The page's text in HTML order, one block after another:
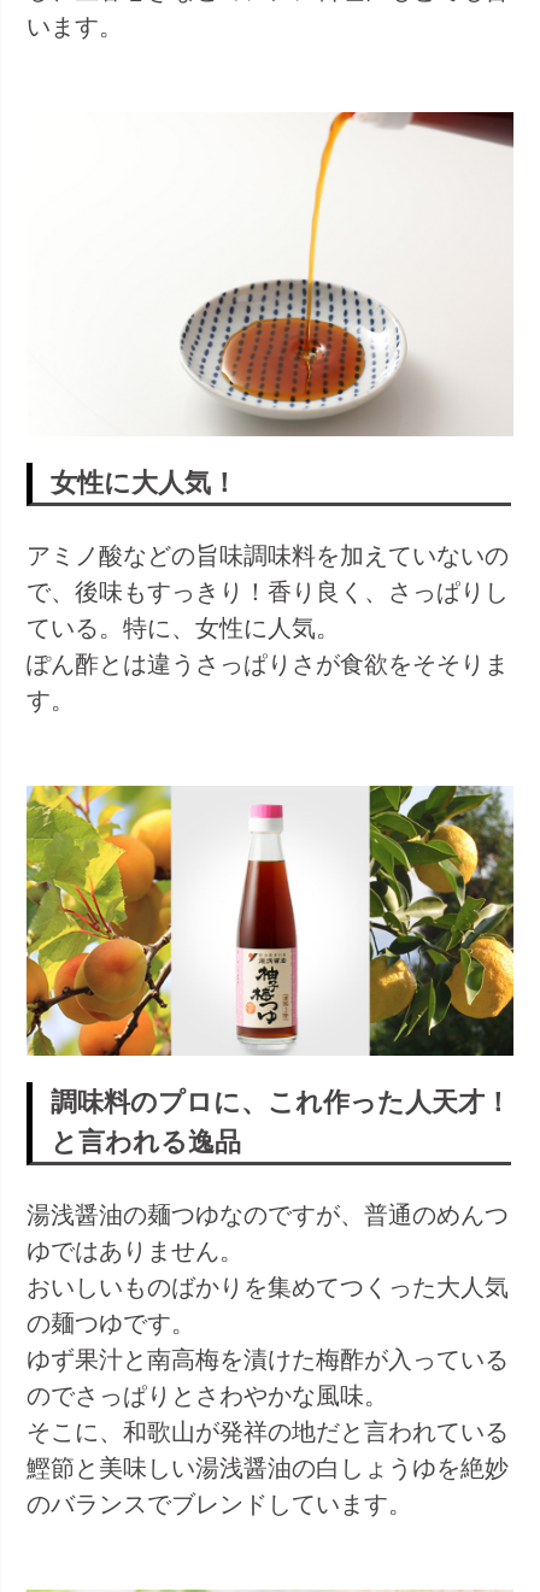
います。
女性に大人気！
アミノ酸などの旨味調味料を加えていないの
で、後味もすっきり！香り良く、さっぱりし
ている。特に、女性に人気。
ぽん酢とは違うさっぱりさが食欲をそそりま
す。
調味料のプロに、これ作った人天才！
と言われる逸品
湯浅醤油の麺つゆなのですが、普通のめんつ
ゆではありません。
おいしいものばかりを集めてつくった大人気
の麺つゆです。
ゆず果汁と南高梅を漬けた梅酢が入っている
のでさっぱりとさわやかな風味。
そこに、和歌山が発祥の地だと言われている
鰹節と美味しい湯浅醤油の白しょうゆを絶妙
のバランスでブレンドしています。